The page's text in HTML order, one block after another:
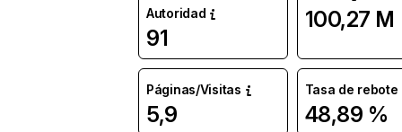
Autoridad
91
100,27 M
Páginas/Visitas
5,9
Tasa de rebote
48,89 %